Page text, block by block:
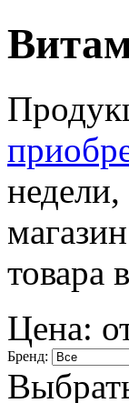
товара
Цена:
Бренд: